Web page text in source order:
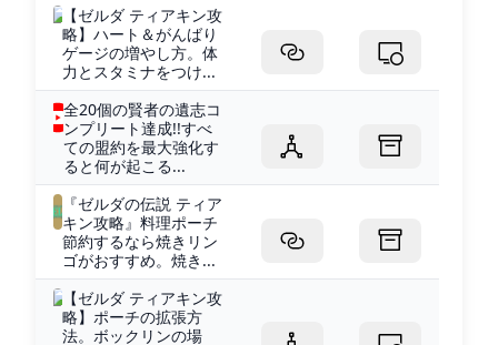
【ゼルダ ティアキン攻
略】ハート＆がんばり
ゲージの増やし方。体
力とスタミナをつけ...
全20個の賢者の遺志コ
ンプリート達成!!すべ
ての盟約を最大強化す
ると何が起こる...
『ゼルダの伝説 ティア
キン攻略』料理ポーチ
節約するなら焼きリン
ゴがおすすめ。焼き...
【ゼルダ ティアキン攻
略】ポーチの拡張方
法。ボックリンの場